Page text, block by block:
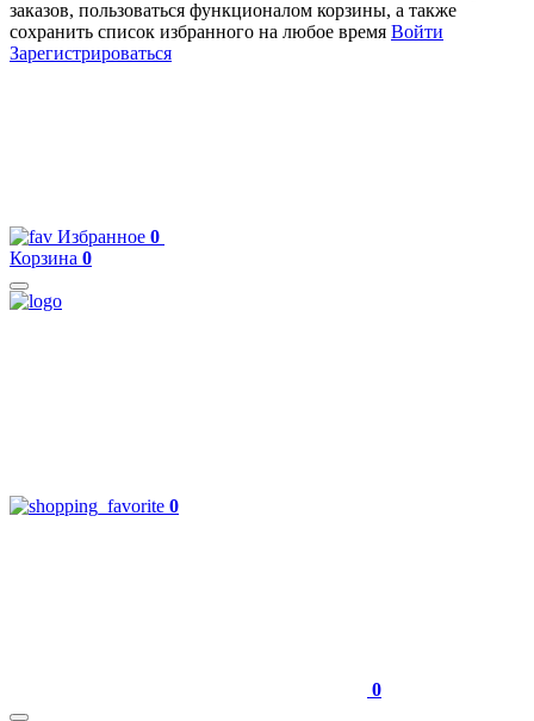
заказов, пользоваться функционалом корзины, а также
сохранить список избранного на любое время Войти
Зарегистрироваться
Избранное 0
Корзина 0
0
0